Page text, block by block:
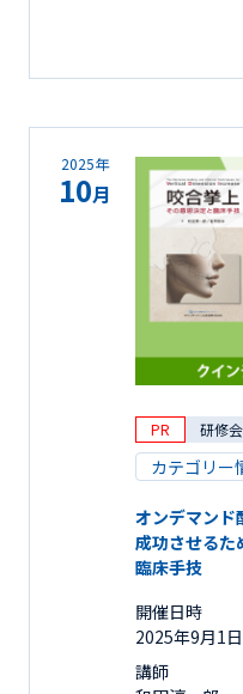
2025年
10月
PR 研修会
カテゴリー
オンデマンド
成功させるた
臨床手技
開催日時
2025年9月1
講師